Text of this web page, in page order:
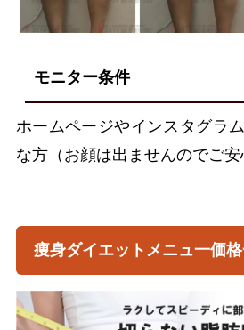
モニター条件
ホームページやインスタグラ
な方（お顔は出ませんのでご安
痩身ダイエットメニュ一価